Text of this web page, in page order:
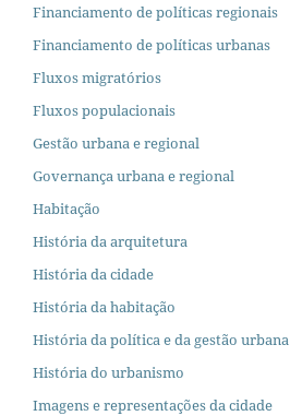
Financiamento de políticas regionais
Financiamento de políticas urbanas
Fluxos migratórios
Fluxos populacionais
Gestão urbana e regional
Governança urbana e regional
Habitação
História da arquitetura
História da cidade
História da habitação
História da política e da gestão urbana
História do urbanismo
Imagens e representações da cidade